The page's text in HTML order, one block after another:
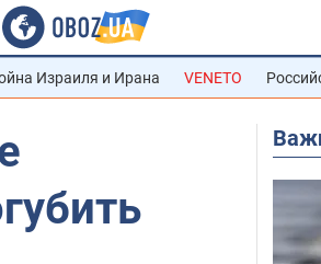
Израиля и Ирана VENETO